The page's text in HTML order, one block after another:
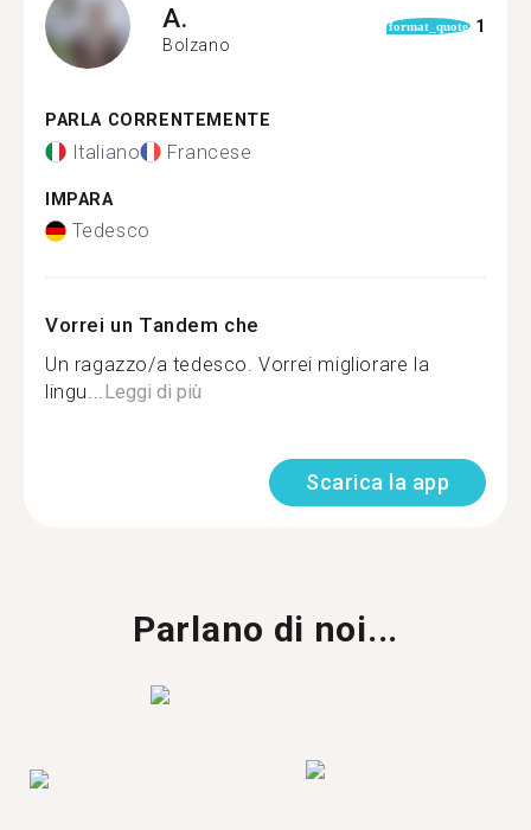
A.
Bolzano
format_quote 1
PARLA CORRENTEMENTE
Italiano Francese
IMPARA
Tedesco
Vorrei un Tandem che
Un ragazzo/a tedesco. Vorrei migliorare la
lingu...Leggi di più
Scarica la app
Parlano di noi...